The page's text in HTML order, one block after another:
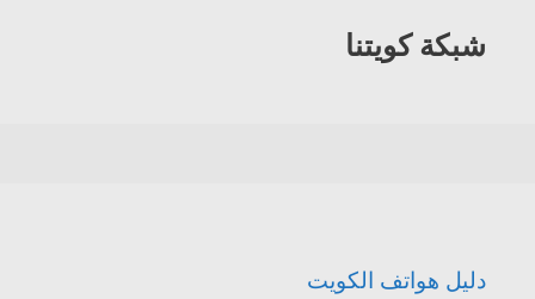
شبكة كويتنا
دليل هواتف الكويت